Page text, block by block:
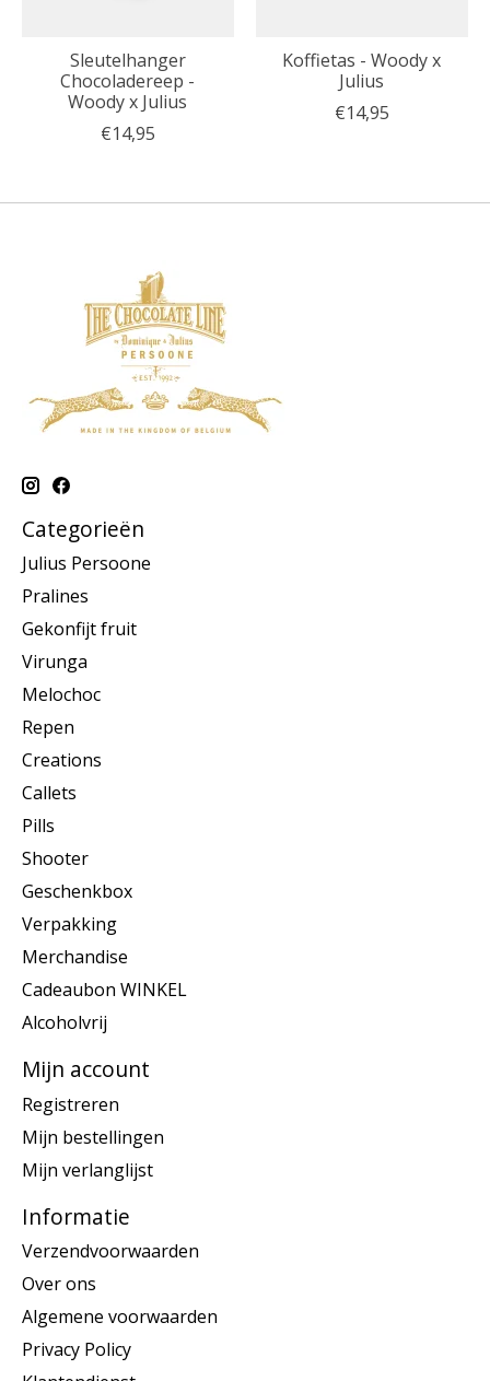
Sleutelhanger
Chocoladereep -
Woody x Julius
€14,95
Koffietas - Woody x
Julius
€14,95
Categorieën
Julius Persoone
Pralines
Gekonfijt fruit
Virunga
Melochoc
Repen
Creations
Callets
Pills
Shooter
Geschenkbox
Verpakking
Merchandise
Cadeaubon WINKEL
Alcoholvrij
Mijn account
Registreren
Mijn bestellingen
Mijn verlanglijst
Informatie
Verzendvoorwaarden
Over ons
Algemene voorwaarden
Privacy Policy